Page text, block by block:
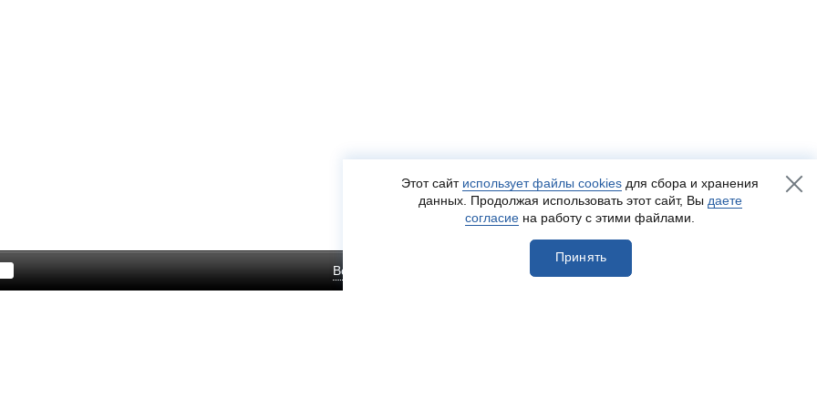
Войти
Этот сайт использует файлы cookies для сбора и хранения
данных. Продолжая использовать этот сайт, Вы даете
согласие на работу с этими файлами.
Принять